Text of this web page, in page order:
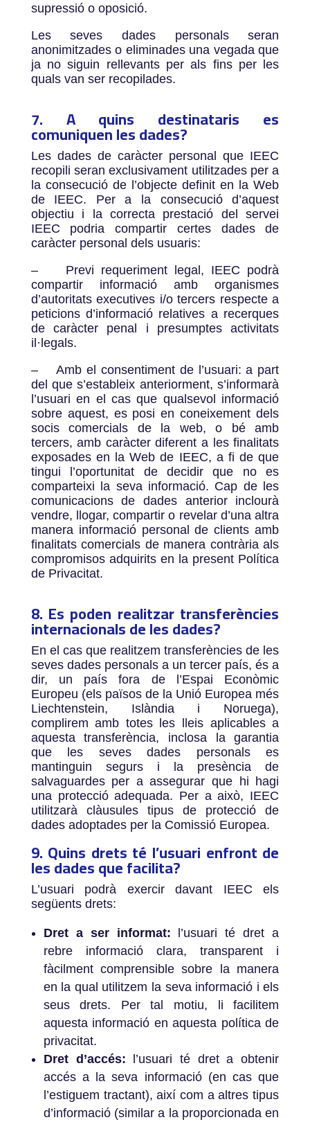
supressió o oposició.
Les seves dades personals seran
anonimitzades o eliminades una vegada que
ja no siguin rellevants per als fins per les
quals van ser recopilades.
7. A quins destinataris es
comuniquen les dades?
Les dades de caràcter personal que IEEC
recopili seran exclusivament utilitzades per a
la consecució de l’objecte definit en la Web
de IEEC. Per a la consecució d’aquest
objectiu i la correcta prestació del servei
IEEC podria compartir certes dades de
caràcter personal dels usuaris:
–
Previ requeriment legal, IEEC podrà
compartir informació amb organismes
d’autoritats executives i/o tercers respecte a
peticions d’informació relatives a recerques
de caràcter penal i presumptes activitats
il·legals.
–
Amb el consentiment de l’usuari: a part
del que s’estableix anteriorment, s’informarà
l’usuari en el cas que qualsevol informació
sobre aquest, es posi en coneixement dels
socis comercials de la web, o bé amb
tercers, amb caràcter diferent a les finalitats
exposades en la Web de IEEC, a fi de que
tingui l’oportunitat de decidir que no es
comparteixi la seva informació. Cap de les
comunicacions de dades anterior inclourà
vendre, llogar, compartir o revelar d’una altra
manera informació personal de clients amb
finalitats comercials de manera contrària als
compromisos adquirits en la present Política
de Privacitat.
8. Es poden realitzar transferències
internacionals de les dades?
En el cas que realitzem transferències de les
seves dades personals a un tercer país, és a
dir, un país fora de l’Espai Econòmic
Europeu (els països de la Unió Europea més
Liechtenstein, Islàndia i Noruega),
complirem amb totes les lleis aplicables a
aquesta transferència, inclosa la garantia
que les seves dades personals es
mantinguin segurs i la presència de
salvaguardes per a assegurar que hi hagi
una protecció adequada. Per a això, IEEC
utilitzarà clàusules tipus de protecció de
dades adoptades per la Comissió Europea.
9. Quins drets té l’usuari enfront de
les dades que facilita?
L’usuari podrà exercir davant IEEC els
següents drets:
Dret a ser informat: l’usuari té dret a
rebre informació clara, transparent i
fàcilment comprensible sobre la manera
en la qual utilitzem la seva informació i els
seus drets. Per tal motiu, li facilitem
aquesta informació en aquesta política de
privacitat.
Dret d’accés: l’usuari té dret a obtenir
accés a la seva informació (en cas que
l’estiguem tractant), així com a altres tipus
d’informació (similar a la proporcionada en